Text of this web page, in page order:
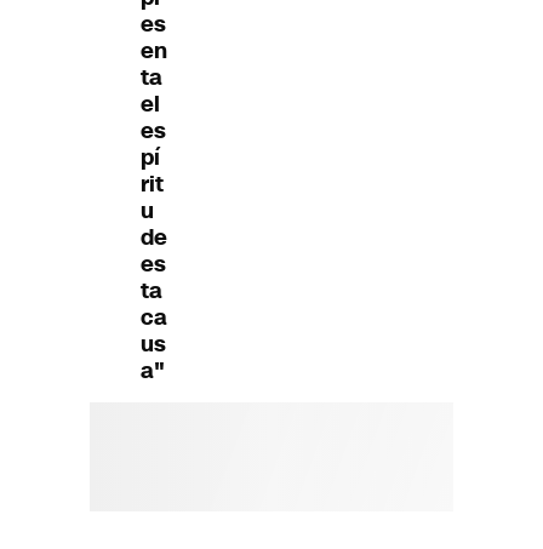
es
en
ta
el
es
pí
rit
u
de
es
ta
ca
us
a"